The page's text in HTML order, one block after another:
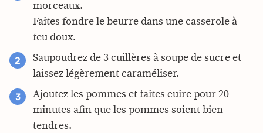
morceaux.
Faites fondre le beurre dans une casserole à
feu doux.
Saupoudrez de 3 cuillères à soupe de sucre et
laissez légèrement caraméliser.
Ajoutez les pommes et faites cuire pour 20
minutes afin que les pommes soient bien
tendres.